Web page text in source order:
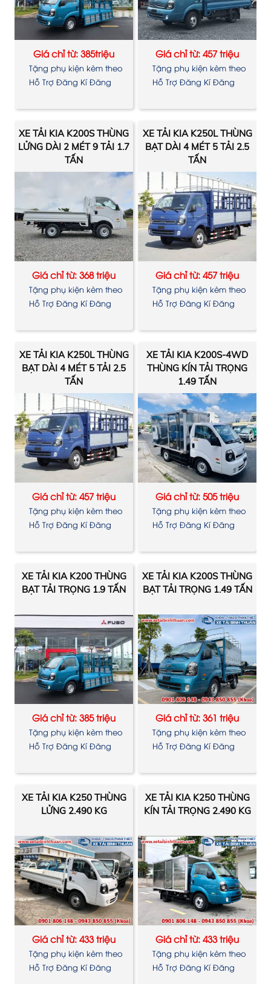
Giá chỉ từ: 385triệu
Tặng phụ kiện kèm theo
xe
Hỗ Trợ Đăng Kí Đăng
Giá chỉ từ: 457 triệu
Tặng phụ kiện kèm theo
xe
Hỗ Trợ Đăng Kí Đăng
XE TẢI KIA K200S THÙNG
LỬNG DÀI 2 MÉT 9 TẢI 1.7
TẤN
Giá chỉ từ: 368 triệu
Tặng phụ kiện kèm theo
xe
Hỗ Trợ Đăng Kí Đăng
XE TẢI KIA K250L THÙNG
BẠT DÀI 4 MÉT 5 TẢI 2.5
TẤN
Giá chỉ từ: 457 triệu
Tặng phụ kiện kèm theo
xe
Hỗ Trợ Đăng Kí Đăng
XE TẢI KIA K250L THÙNG
BẠT DÀI 4 MÉT 5 TẢI 2.5
TẤN
Giá chỉ từ: 457 triệu
Tặng phụ kiện kèm theo
xe
Hỗ Trợ Đăng Kí Đăng
XE TẢI KIA K200S-4WD
THÙNG KÍN TẢI TRỌNG
1.49 TẤN
Giá chỉ từ: 505 triệu
Tặng phụ kiện kèm theo
xe
Hỗ Trợ Đăng Kí Đăng
XE TẢI KIA K200 THÙNG
BẠT TẢI TRỌNG 1.9 TẤN
Giá chỉ từ: 385 triệu
Tặng phụ kiện kèm theo
xe
Hỗ Trợ Đăng Kí Đăng
XE TẢI KIA K200S THÙNG
BẠT TẢI TRỌNG 1.49 TẤN
Giá chỉ từ: 361 triệu
Tặng phụ kiện kèm theo
xe
Hỗ Trợ Đăng Kí Đăng
XE TẢI KIA K250 THÙNG
LỬNG 2.490 KG
Giá chỉ từ: 433 triệu
Tặng phụ kiện kèm theo
xe
Hỗ Trợ Đăng Kí Đăng
XE TẢI KIA K250 THÙNG
KÍN TẢI TRỌNG 2.490 KG
Giá chỉ từ: 433 triệu
Tặng phụ kiện kèm theo
xe
Hỗ Trợ Đăng Kí Đăng